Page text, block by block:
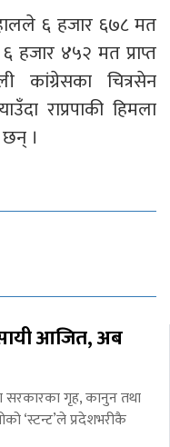
६ हजार ६७८ मत
४५२ मत प्राप्त
कांग्रेसका चित्रसेन
राप्रपाकी हिमला
।
आजित, अब
सरकारका गृह, कानुन तथा
‘स्टन्ट’ले प्रदेशभरीकै